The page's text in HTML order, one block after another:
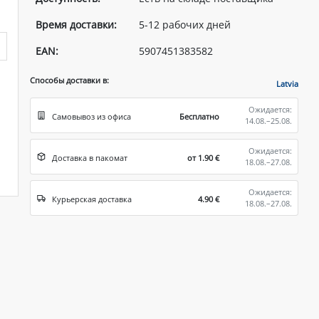
Время доставки:
5-12 рабочих дней
EAN:
5907451383582
Способы доставки в: Latvia
Самовывоз из офиса Бесплатно
Ожидается:
14.08.–25.08.
Доставка в пакомат от 1.90 €
Ожидается:
18.08.–27.08.
Курьерская доставка 4.90 €
Ожидается:
18.08.–27.08.